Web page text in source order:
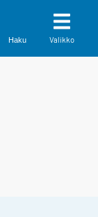
Haku Valikko